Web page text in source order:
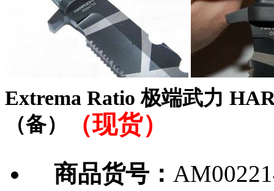
Extrema Ratio 极端武力
（备）
（现货）
商品货号：